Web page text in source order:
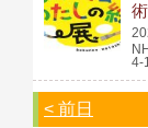
4-
< 前日